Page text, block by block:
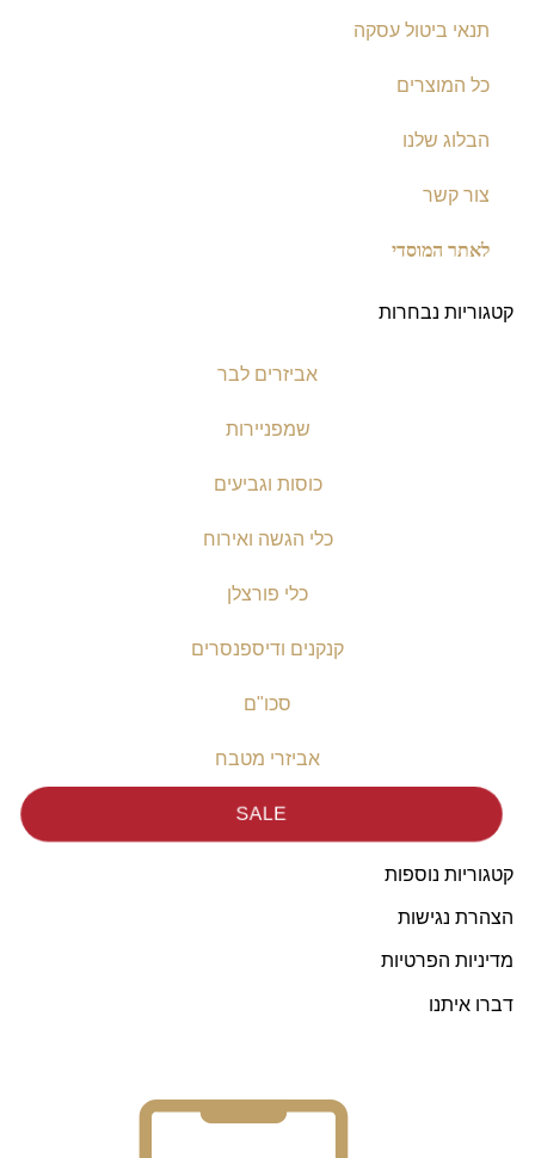
תנאי ביטול עסקה
כל המוצרים
הבלוג שלנו
צור קשר
לאתר המוסדי
קטגוריות נבחרות
אביזרים לבר
שמפניירות
כוסות וגביעים
כלי הגשה ואירוח
כלי פורצלן
קנקנים ודיספנסרים
סכו"ם
אביזרי מטבח
SALE
קטגוריות נוספות
הצהרת נגישות
מדיניות הפרטיות
דברו איתנו